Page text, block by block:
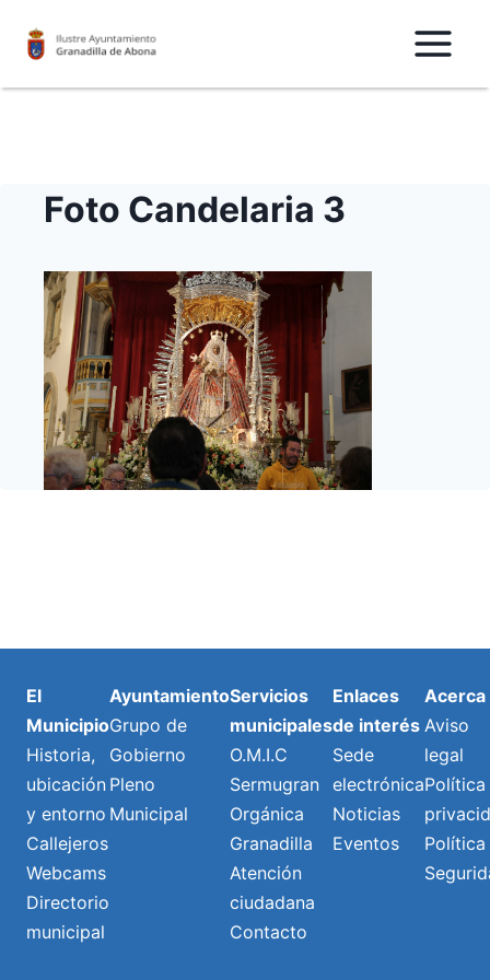
Foto Candelaria 3
El
Municipio
Historia,
ubicación
y entorno
Callejeros
Webcams
Directorio
municipal
Ayuntamiento
Grupo de
Gobierno
Pleno
Municipal
Servicios
municipales
O.M.I.C
Sermugran
Orgánica
Granadilla
Atención
ciudadana
Contacto
Enlaces
de interés
Sede
electrónica
Noticias
Eventos
Acerca
Aviso
legal
Política
Política